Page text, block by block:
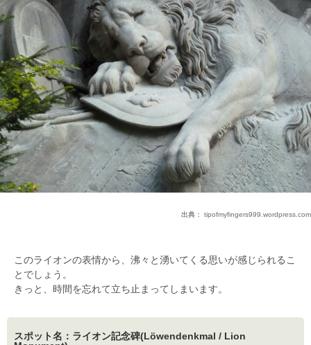
出典： tipofmyfingers999.wordpress.com
このライオンの表情から、沸々と湧いてくる思いが感じられるこ
とでしょう。
きっと、時間を忘れて立ち止まってしまいます。
スポット名：ライオン記念碑(Löwendenkmal / Lion